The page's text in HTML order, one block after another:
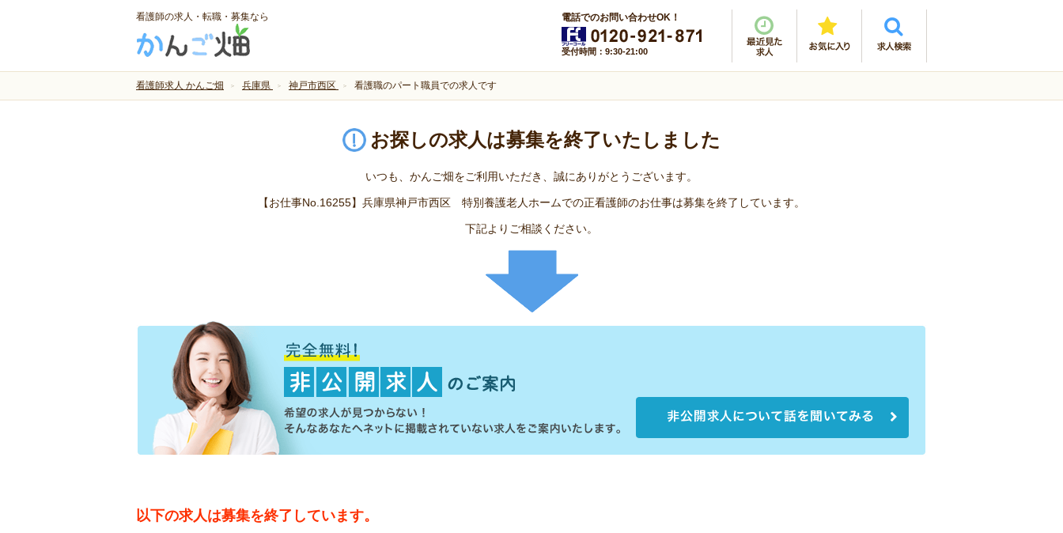
看護師の求人・転職・募集なら 電話でのお問い合わせOK！
受付時間：9:30-21:00
看護師求人 かんご畑 兵庫県 神戸市西区 看護職のパート職員での求人です
お探しの求人は募集を終了いたしました
いつも、かんご畑をご利用いただき、誠にありがとうございます。
【お仕事No.16255】兵庫県神戸市西区 特別養護老人ホームでの正看護師のお仕事は募集を終了しています。
下記よりご相談ください。
以下の求人は募集を終了しています。